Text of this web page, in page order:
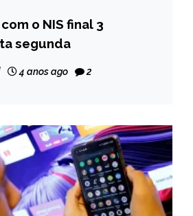
o NIS final 3
segunda
4 anos ago 2